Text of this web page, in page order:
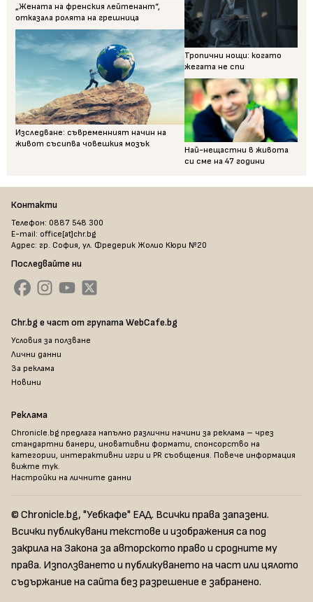
„Жената на френския лейтенант“,
отказала ролята на грешница
Изследване: съвременният начин на
живот съсипва човешкия мозък
Тропични нощи: когато
жегата не спи
Най-нещастни в живота
си сме на 47 години
Контакти
Телефон: 0887 548 300
E-mail: office[at]chr.bg
Адрес: гр. София, ул. Фредерик Жолио Кюри №20
Последвайте ни
Chr.bg е част от групата WebCafe.bg
Условия за ползване
Лични данни
За реклама
Новини
Реклама
Chronicle.bg предлага напълно различни начини за реклама – чрез
стандартни банери, иновативни формати, спонсорство на
категории, интерактивни игри и PR съобщения. Повече информация
вижте тук.
Настройки на личните данни
© Chronicle.bg, "Уебкафе" ЕАД. Всички права запазени.
Всички публикувани текстове и изображения са под
закрила на Закона за авторското право и сродните му
права. Използването и публикуването на част или цялото
съдържание на сайта без разрешение е забранено.